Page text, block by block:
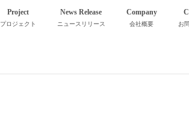
Project
プロジェクト
News Release
ニュースリリース
Company
会社概要 お